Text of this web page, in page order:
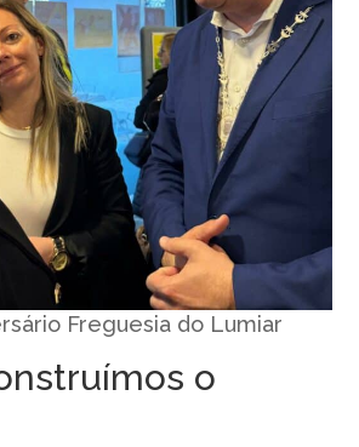
Freguesia do Lumiar
o